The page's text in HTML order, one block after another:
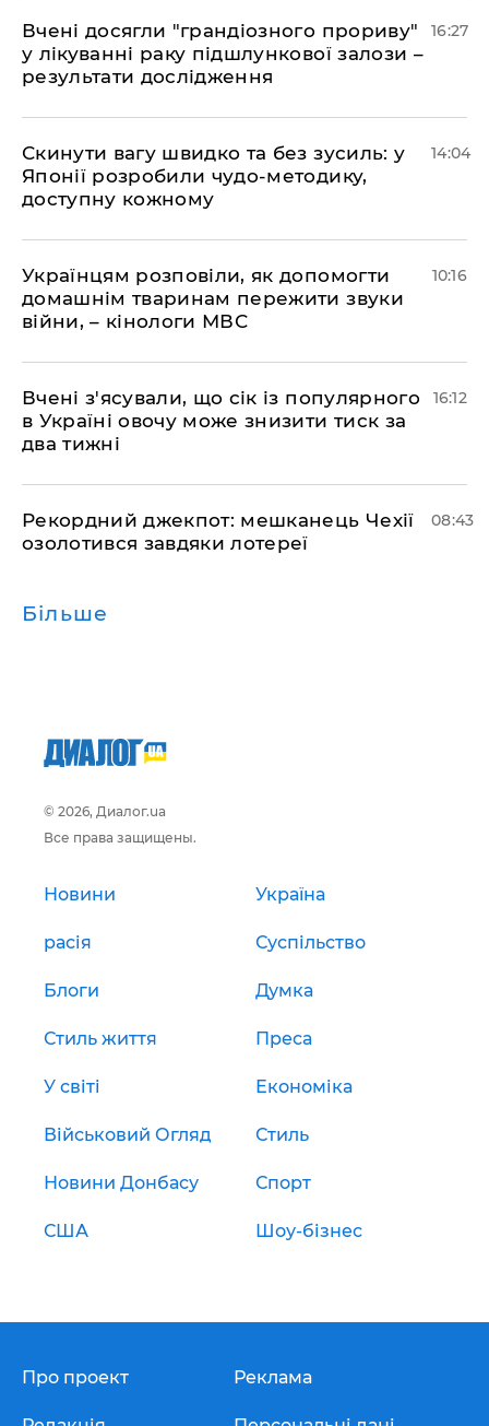
Вчені досягли "грандіозного прориву"
у лікуванні раку підшлункової залози –
результати дослідження
16:27
Скинути вагу швидко та без зусиль: у
Японії розробили чудо-методику,
доступну кожному
14:04
Українцям розповіли, як допомогти
домашнім тваринам пережити звуки
війни, – кінологи МВС
10:16
Вчені з'ясували, що сік із популярного
в Україні овочу може знизити тиск за
два тижні
16:12
Рекордний джекпот: мешканець Чехії
озолотився завдяки лотереї
08:43
Більше
© 2026, Диалог.ua
Все права защищены.
Новини Україна
расія Суспільство
Блоги Думка
Стиль життя Преса
У світі Економіка
Військовий Огляд Стиль
Новини Донбасу Спорт
США Шоу-бізнес
Про проект Реклама